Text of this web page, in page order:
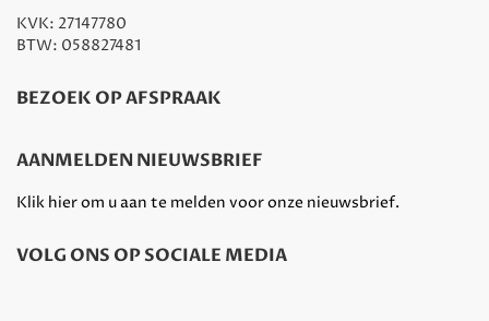
KVK: 27147780
BTW: 058827481
BEZOEK OP AFSPRAAK
AANMELDEN NIEUWSBRIEF
Klik hier om u aan te melden voor onze nieuwsbrief.
VOLG ONS OP SOCIALE MEDIA